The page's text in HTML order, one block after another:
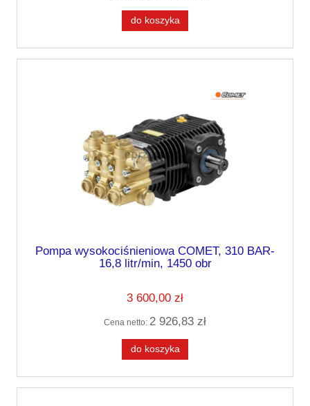
do koszyka
Pompa wysokociśnieniowa COMET, 310 BAR-
16,8 litr/min, 1450 obr
3 600,00 zł
Cena netto: 2 926,83 zł
do koszyka